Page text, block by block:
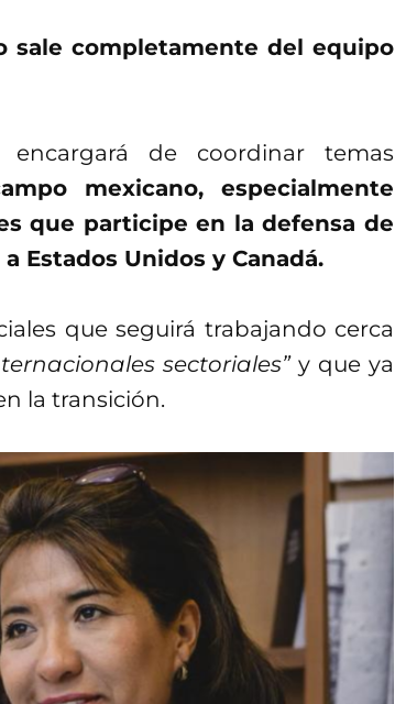
sale completamente del equipo
de coordinar temas
mexicano, especialmente
que participe en la defensa de
Estados Unidos y Canadá.
que seguirá trabajando cerca
sectoriales”y que ya
la transición.